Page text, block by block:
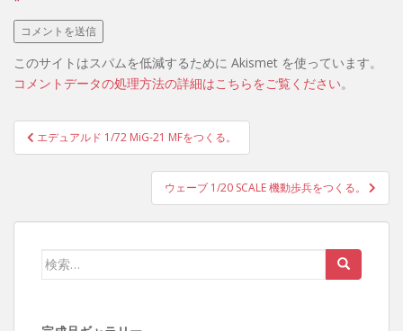
このサイトはスパムを低減するために Akismet を使っています。
コメントデータの処理方法の詳細はこちらをご覧ください。
投
稿
ゲ
エデュアルド 1/72 MiG-21 MFをつくる。
ウェーブ 1/20 SCALE 機動歩兵をつくる。
検